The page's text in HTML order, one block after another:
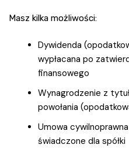
Masz kilka możliwości:
Dywidenda
wypłacana po
finansowego
Wynagrodzenie z
powołania
Umowa
świadczone dla spółki